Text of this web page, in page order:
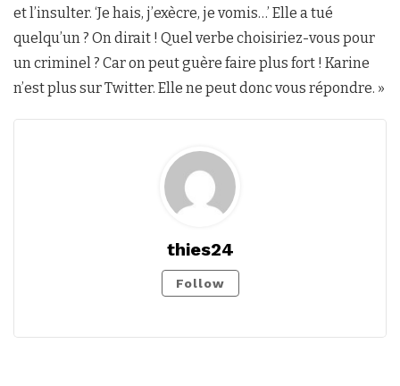
et l’insulter. ‘Je hais, j’exècre, je vomis…’ Elle a tué
quelqu’un ? On dirait ! Quel verbe choisiriez-vous pour
un criminel ? Car on peut guère faire plus fort ! Karine
n’est plus sur Twitter. Elle ne peut donc vous répondre. »
thies24
Follow